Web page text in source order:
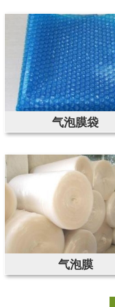
气泡膜袋
气泡膜